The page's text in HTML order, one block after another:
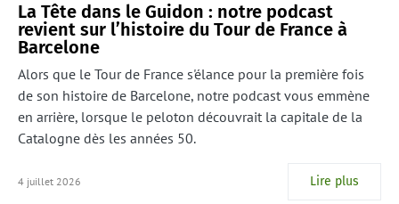
La Tête dans le Guidon : notre podcast
revient sur l’histoire du Tour de France à
Barcelone
Alors que le Tour de France s'élance pour la première fois
de son histoire de Barcelone, notre podcast vous emmène
en arrière, lorsque le peloton découvrait la capitale de la
Catalogne dès les années 50.
4 juillet 2026 Lire plus